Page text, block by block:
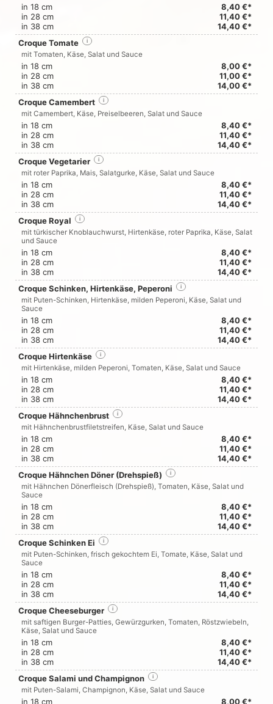
in 18 cm
8,40 €*
in 28 cm
11,40 €*
in 38 cm
14,40 €*
Croque Tomate
i
mit Tomaten, Käse, Salat und Sauce
in 18 cm
8,00 €*
in 28 cm
11,00 €*
in 38 cm
14,00 €*
Croque Camembert
i
mit Camembert, Käse, Preiselbeeren, Salat und Sauce
in 18 cm
8,40 €*
in 28 cm
11,40 €*
in 38 cm
14,40 €*
Croque Vegetarier
i
mit roter Paprika, Mais, Salatgurke, Käse, Salat und Sauce
in 18 cm
8,40 €*
in 28 cm
11,40 €*
in 38 cm
14,40 €*
Croque Royal
i
mit türkischer Knoblauchwurst, Hirtenkäse, roter Paprika, Käse, Salat
und Sauce
in 18 cm
8,40 €*
in 28 cm
11,40 €*
in 38 cm
14,40 €*
Croque Schinken, Hirtenkäse, Peperoni
i
mit Puten-Schinken, Hirtenkäse, milden Peperoni, Käse, Salat und
Sauce
in 18 cm
8,40 €*
in 28 cm
11,40 €*
in 38 cm
14,40 €*
Croque Hirtenkäse
i
mit Hirtenkäse, milden Peperoni, Tomaten, Käse, Salat und Sauce
in 18 cm
8,40 €*
in 28 cm
11,40 €*
in 38 cm
14,40 €*
Croque Hähnchenbrust
i
mit Hähnchenbrustfiletstreifen, Käse, Salat und Sauce
in 18 cm
8,40 €*
in 28 cm
11,40 €*
in 38 cm
14,40 €*
Croque Hähnchen Döner (Drehspieß)
i
mit Hähnchen Dönerfleisch (Drehspieß), Tomaten, Käse, Salat und
Sauce
in 18 cm
8,40 €*
in 28 cm
11,40 €*
in 38 cm
14,40 €*
Croque Schinken Ei
i
mit Puten-Schinken, frisch gekochtem Ei, Tomate, Käse, Salat und
Sauce
in 18 cm
8,40 €*
in 28 cm
11,40 €*
in 38 cm
14,40 €*
Croque Cheeseburger
i
mit saftigen Burger-Patties, Gewürzgurken, Tomaten, Röstzwiebeln,
Käse, Salat und Sauce
in 18 cm
8,40 €*
in 28 cm
11,40 €*
in 38 cm
14,40 €*
Croque Salami und Champignon
i
mit Puten-Salami, Champignon, Käse, Salat und Sauce
in 18 cm
8,00 €*